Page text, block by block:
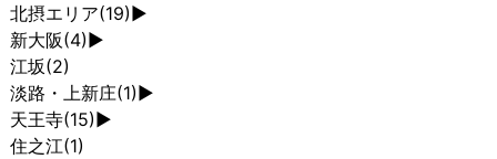
北摂エリア(19) ►
新大阪(4) ►
江坂(2)
淡路・上新庄(1) ►
天王寺(15) ►
住之江(1)